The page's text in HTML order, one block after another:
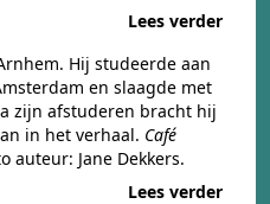
Lees verder
Hij studeerde aan
en slaagde met
zijn afstuderen bracht hij
in het verhaal. Café
auteur: Jane Dekkers.
Lees verder